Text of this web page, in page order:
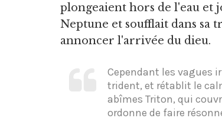
plongeaient hors de l'eau et
Neptune et soufflait dans sa
annoncer l'arrivée du dieu.
Cependant les vagues
trident, et rétablit le
abîmes Triton, qui
ordonne de faire